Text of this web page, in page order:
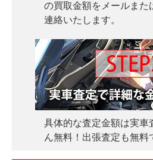
の買取金額をメールまた
連絡いたします。
具体的な査定金額は実車
ん無料！出張査定も無料